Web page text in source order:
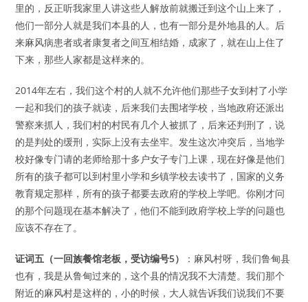
里的，反正听我家里人讲这些人解放前就搬迁到这个山上来了，
他们一部分人就是我们本县的人，也有一部分是外地县的人。后
来麻风病患者或者康复者之间互相结婚，成家了，就在山上住了
下来，那些人家都是这样来的。
2014年左右，我们这个村的人就不允许他们那些子女到村了小学
一起和我们的孩子就读，后来我们去围堵学校，当地政府还派出
警察来抓人，我们村的村民有几个人被抓了，后来还判刑了，说
的是判处的缓刑，实际上没有去坐牢。发生这次冲突后，当地学
校好像专门请的老师给那十多户女子专门上课，现在好像是他们
所有的孩子都可以到村里小学和乡镇学校去读书了，国家的义务
教育规定那样，所有的孩子都要去政府的学校上学吧。你刚才问
的那个问题现在基本解决了，他们不能到政府学校上学的问题也
应该不存在了。
证词五（一回族餐馆老板，受访编号5）
：麻风村呀，我们鲁甸县
也有，我是从鲁甸过来的，这个县的情况我不大清楚。我们那个
附近的麻风村是这样的，小的时候，大人就告诉我们说我们不要